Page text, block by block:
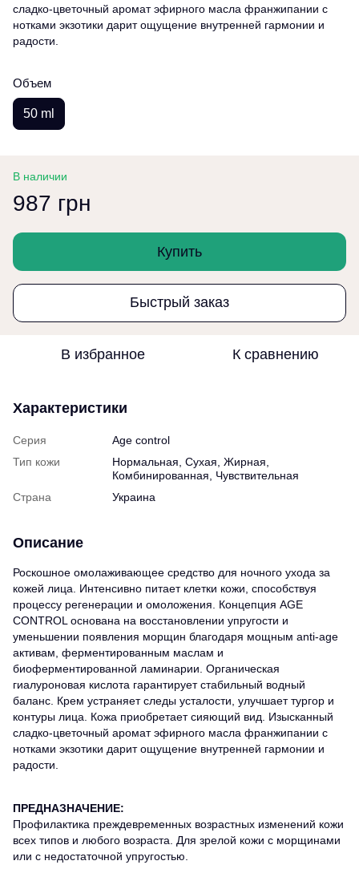
сладко-цветочный аромат эфирного масла франжипании с
нотками экзотики дарит ощущение внутренней гармонии и
радости.
Объем
50 ml
В наличии
987 грн
Купить
Быстрый заказ
В избранное К сравнению
Характеристики
Серия
Age control
Тип кожи
Нормальная, Сухая, Жирная,
Комбинированная, Чувствительная
Страна
Украина
Описание
Роскошное омолаживающее средство для ночного ухода за
кожей лица. Интенсивно питает клетки кожи, способствуя
процессу регенерации и омоложения. Концепция AGE
CONTROL основана на восстановлении упругости и
уменьшении появления морщин благодаря мощным anti-age
активам, ферментированным маслам и
биоферментированной ламинарии. Органическая
гиалуроновая кислота гарантирует стабильный водный
баланс. Крем устраняет следы усталости, улучшает тургор и
контуры лица. Кожа приобретает сияющий вид. Изысканный
сладко-цветочный аромат эфирного масла франжипании с
нотками экзотики дарит ощущение внутренней гармонии и
радости.
ПРЕДНАЗНАЧЕНИЕ:
Профилактика преждевременных возрастных изменений кожи
всех типов и любого возраста. Для зрелой кожи с морщинами
или с недостаточной упругостью.